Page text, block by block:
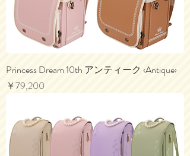
Princess Dream 10th アンティーク ‹Antique›
価格
￥79,200